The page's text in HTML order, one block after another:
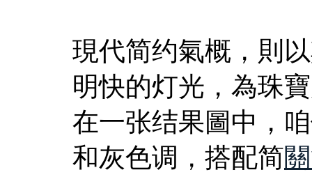
現代简约氣概，則
明快的灯光，為珠
在一张结果圖中，
和灰色调，搭配简